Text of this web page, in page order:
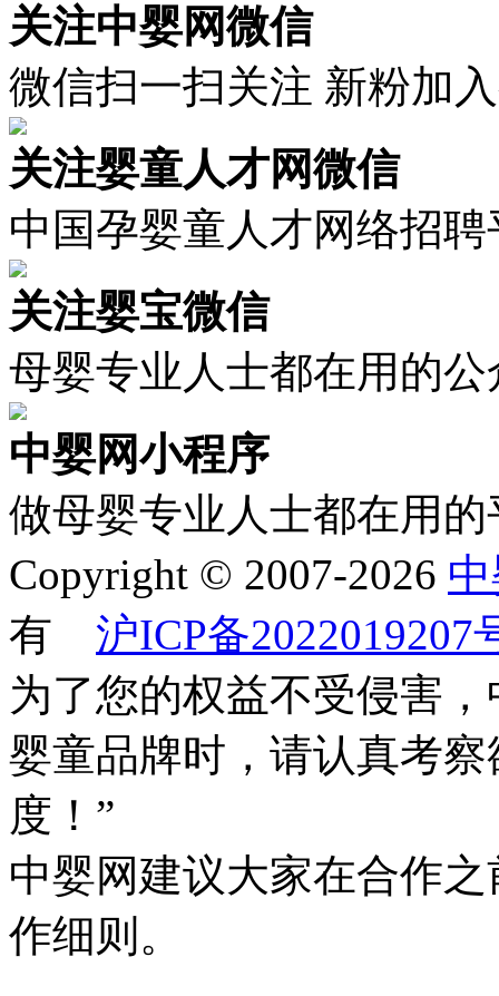
关注中婴网微信
微信扫一扫关注 新粉加
关注婴童人才网微信
中国孕婴童人才网络招聘
关注婴宝微信
母婴专业人士都在用的公
中婴网小程序
做母婴专业人士都在用的
Copyright © 2007-2026
有 沪ICP备2022019207
为了您的权益不受侵害
婴童品牌时，请认真考
度！”
中婴网建议大家在合作
作细则。